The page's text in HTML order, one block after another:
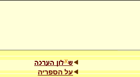
על הספריה